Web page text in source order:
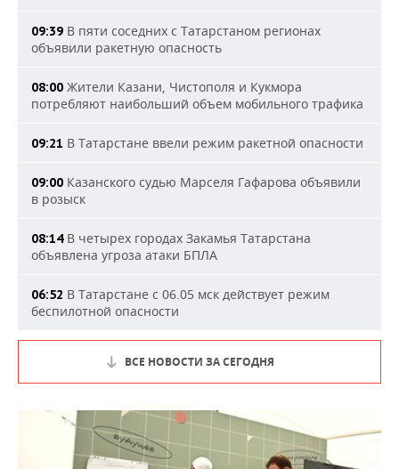
09:39 В пяти соседних с Татарстаном регионах
объявили ракетную опасность
08:00 Жители Казани, Чистополя и Кукмора
потребляют наибольший объем мобильного трафика
09:21 В Татарстане ввели режим ракетной опасности
09:00 Казанского судью Марселя Гафарова объявили
в розыск
08:14В четырех городах Закамья Татарстана
объявлена угроза атаки БПЛА
06:52 В Татарстане с 06.05 мск действует режим
беспилотной опасности
ВСЕ НОВОСТИ ЗА СЕГОДНЯ